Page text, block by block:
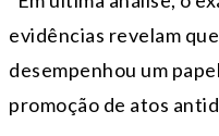
evidências revelam
desempenhou um
promoção de atos